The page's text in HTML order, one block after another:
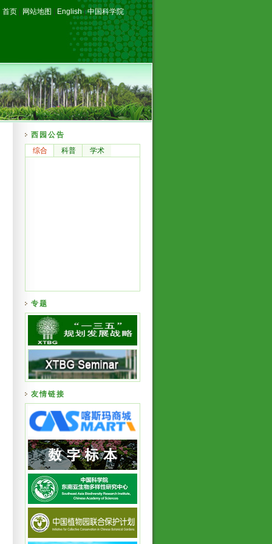
首页 网站地图 English|中国科学院
西园公告
综合
科普 学术
专题
友情链接